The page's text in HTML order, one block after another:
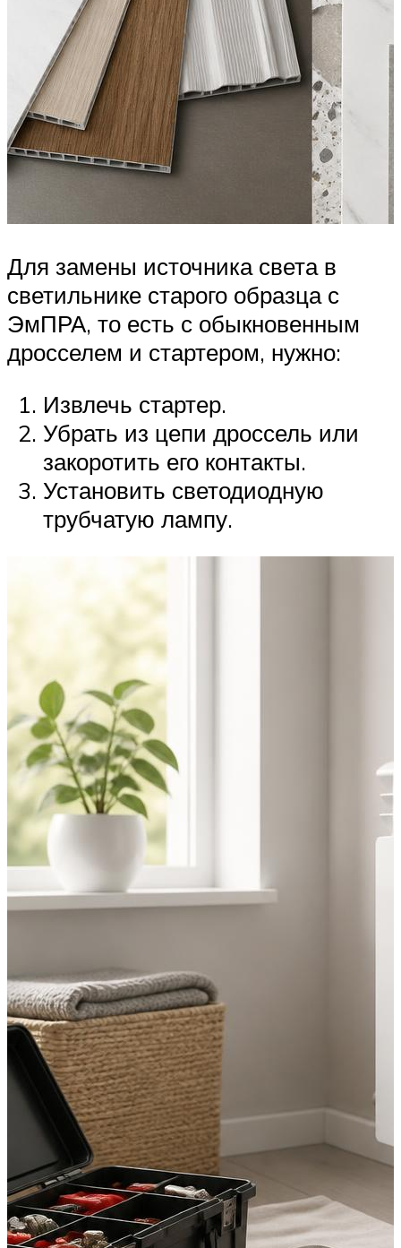
Для замены источника света в
светильнике старого образца с
ЭмПРА, то есть с обыкновенным
дросселем и стартером, нужно:
Извлечь стартер.
Убрать из цепи дроссель или
закоротить его контакты.
Установить светодиодную
трубчатую лампу.